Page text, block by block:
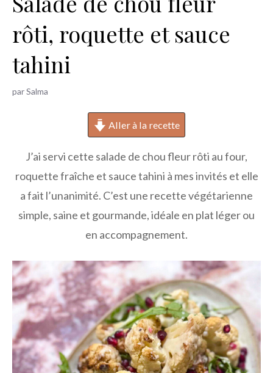
h
r
rôti, roquette et sauce
tahini
parSalma
Aller à la recette
J’ai servi cette salade de chou fleur rôti au four,
roquette fraîche et sauce tahini à mes invités et elle
a fait l’unanimité. C’est une recette végétarienne
simple, saine et gourmande, idéale en plat léger ou
en accompagnement.